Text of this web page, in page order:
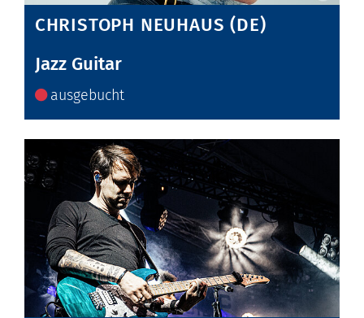
CHRISTOPH NEUHAUS (DE)
Jazz Guitar
ausgebucht